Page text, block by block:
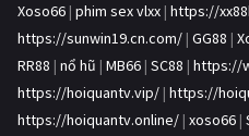
Xoso66 | phim sex vlxx | https://
https://sunwin19.cn.com/ | GG88 |
RR88 | nổ hũ | MB66 | SC88 | https://
https://hoiquantv.vip/ | https://
https://hoiquantv.online/ | xoso66 |